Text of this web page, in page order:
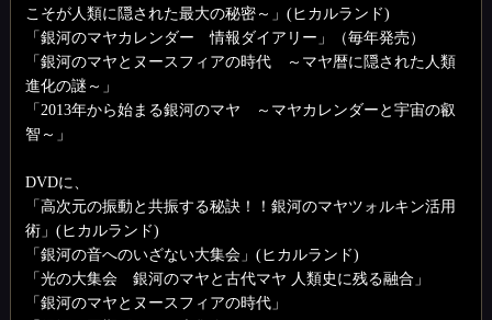
こそが人類に隠された最大の秘密～」(ヒカルランド)
「銀河のマヤカレンダー 情報ダイアリー」（毎年発売）
「銀河のマヤとヌースフィアの時代 ～マヤ暦に隠された人類
進化の謎～」
「2013年から始まる銀河のマヤ ～マヤカレンダーと宇宙の叡
智～」
DVDに、
「高次元の振動と共振する秘訣！！銀河のマヤツォルキン活用
術」(ヒカルランド)
「銀河の音へのいざない大集会」(ヒカルランド)
「光の大集会 銀河のマヤと古代マヤ 人類史に残る融合」
「銀河のマヤとヌースフィアの時代」